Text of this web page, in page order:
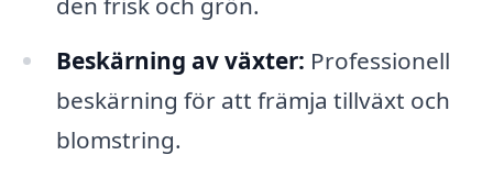
Beskärning av växter: Professionell
beskärning för att främja tillväxt och
blomstring.